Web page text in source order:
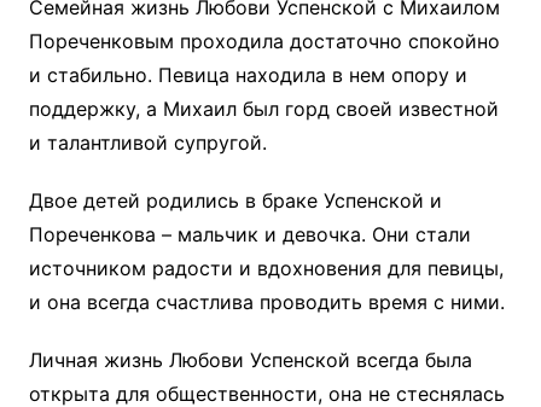
Семейная жизнь Любови Успенской с Михаилом
Пореченковым проходила достаточно спокойно
и стабильно. Певица находила в нем опору и
поддержку, а Михаил был горд своей известной
и талантливой супругой.
Двое детей родились в браке Успенской и
Пореченкова – мальчик и девочка. Они стали
источником радости и вдохновения для певицы,
и она всегда счастлива проводить время с ними.
Личная жизнь Любови Успенской всегда была
открыта для общественности, она не стеснялась